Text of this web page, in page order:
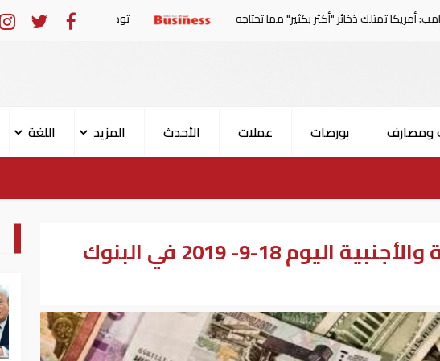
"أكثر بكثير" مما تحتاجه توجهات جديدة للولايات المتحدة.. منح 354.6 مليون دولار مساعدات إلى الأردن
ومصارف بورصات عملات الأحدث المزيد
اللغة
أسعار صرف العملات العربية والأجنبية اليوم 18-9- 2019 في البنوك